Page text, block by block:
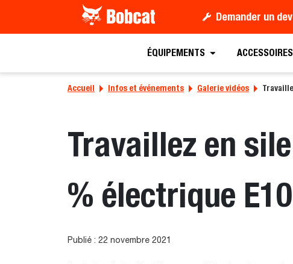
Demander un
ÉQUIPEMENTS ACCESSOIRES
Accueil Infos et événements Galerie vidéos
Travaillez en
% électrique
Publié : 22 novembre 2021